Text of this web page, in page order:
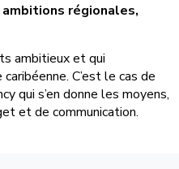
régionales,
ambitieux et qui
C’est le cas de
qui s’en donne les moyens,
et de communication.